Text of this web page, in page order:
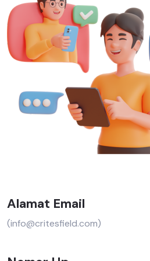
Alamat Email
(info@critesfield.com)